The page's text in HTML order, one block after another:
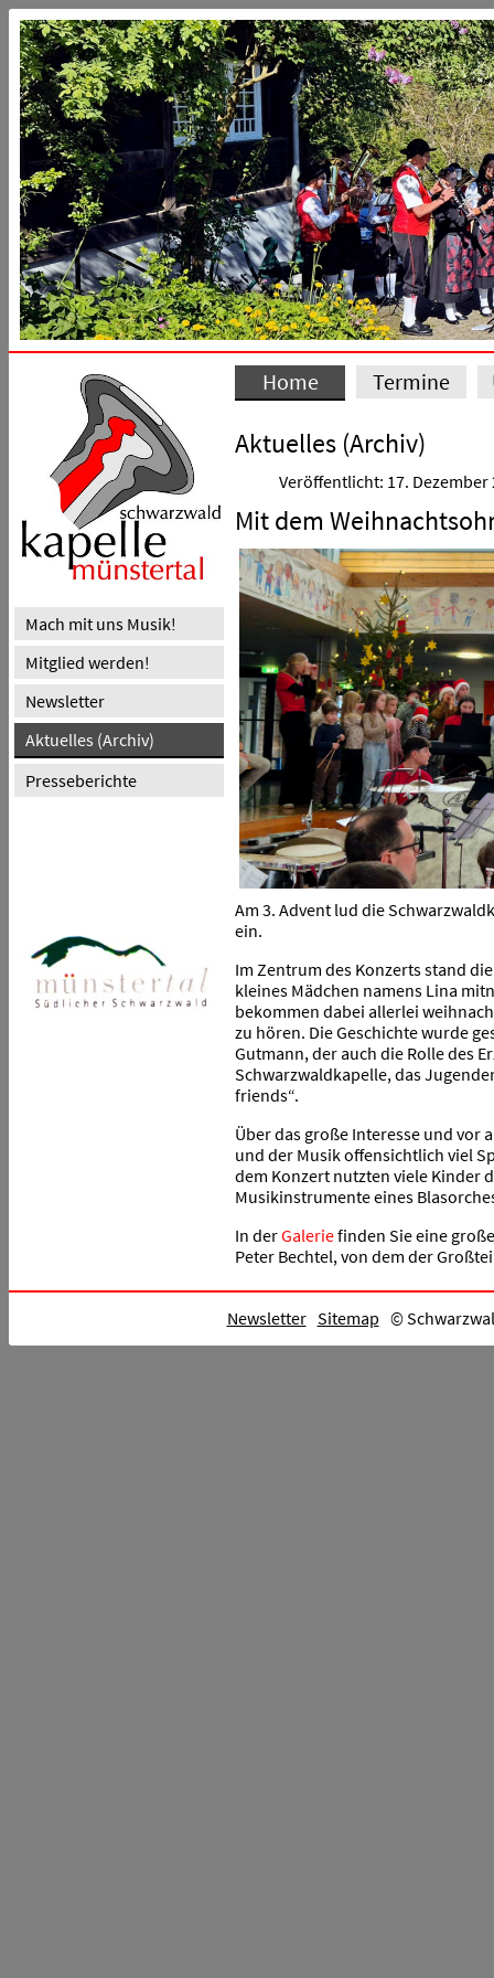
Mach mit uns Musik!
Mitglied werden!
Newsletter
Aktuelles (Archiv)
Presseberichte
Home Termine
Aktuelles (Archiv)
Veröffentlicht: 17. Dezember
Mit dem
Am 3. Advent lud die
ein.
Im Zentrum des Konzerts stand
kleines Mädchen namens Lina
bekommen dabei allerlei
zu hören. Die Geschichte wurde
Gutmann, der auch die Rolle des
Schwarzwaldkapelle, das
friends“.
Über das große Interesse und vor
und der Musik offensichtlich viel
dem Konzert nutzten viele Kinder
Musikinstrumente eines
In derGaleriefinden Sie eine
Peter Bechtel, von dem der
Newsletter Sitemap ©